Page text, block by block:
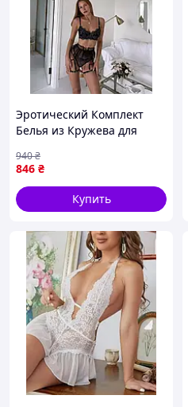
Эротический Комплект
Белья из Кружева для
Женский Набор Нижнее
Белье Трусики
Бюстгальтер и Пояс
846 ₴
940₴
Купить